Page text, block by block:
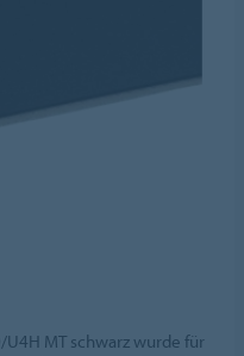
U4H MT schwarz wurde für